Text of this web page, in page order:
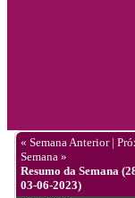
« Semana Anterior |
Semana »
Resumo da Semana
03-06-2023)